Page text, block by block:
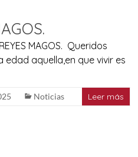
MAGOS. Queridos
edad aquella,en que vivir es
Noticias Leer más